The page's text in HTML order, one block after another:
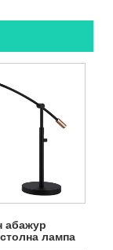
абажур
лампа